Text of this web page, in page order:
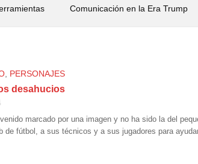
Comunicación en la Era Trump
PERSONAJES
desahucios
marcado por una imagen y no ha sido la del
de fútbol, a sus técnicos y a sus jugadores para